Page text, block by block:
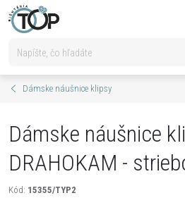
Prejsť
na
Dámske náušnice klipsy
Dámske náušnice
DRAHOKAM -
Kód: 15355/TYP2